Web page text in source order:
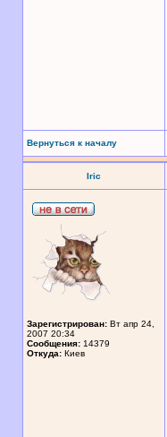
Вернуться к началу
Iric
Зарегистрирован: Вт апр 24,
2007 20:34
Сообщения: 14379
Откуда: Киев